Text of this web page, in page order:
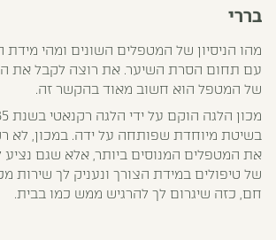
בררי
מהו הניסיון של המטפלים השונים ומהי
עם תחום הסרת השיער. את רוצה לקבל את
של המטפל הוא חשוב מאוד בהקשר זה.
בשיטת מיוחדת שפותחה על ידה. במכון, לא
את המטפלים המנוסים ביותר, אלא שגם נציע
של טיפולים במידת הצורך ונעניק לך שירות
חם, כזה שיגרום לך להרגיש ממש כמו בבית.